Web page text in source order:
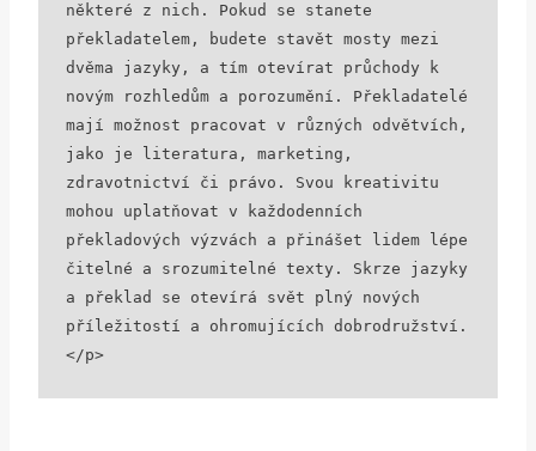
některé z nich. Pokud se stanete
překladatelem, budete stavět mosty mezi
dvěma jazyky, a tím otevírat průchody k
novým rozhledům a porozumění. Překladatelé
mají možnost pracovat v různých odvětvích,
jako je literatura, marketing,
zdravotnictví či právo. Svou kreativitu
mohou uplatňovat v každodenních
překladových výzvách a přinášet lidem lépe
čitelné a srozumitelné texty. Skrze jazyky
a překlad se otevírá svět plný nových
příležitostí a ohromujících dobrodružství.
</p>